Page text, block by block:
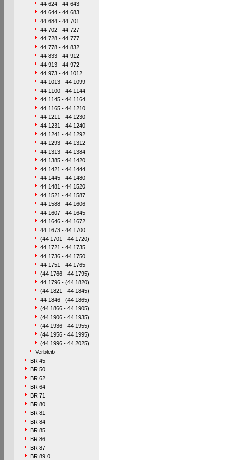
44 624 - 44 643
44 644 - 44 683
44 684 - 44 701
44 702 - 44 727
44 728 - 44 777
44 778 - 44 832
44 833 - 44 912
44 913 - 44 972
44 973 - 44 1012
44 1013 - 44 1099
44 1100 - 44 1144
44 1145 - 44 1164
44 1165 - 44 1210
44 1211 - 44 1230
44 1231 - 44 1240
44 1241 - 44 1292
44 1293 - 44 1312
44 1313 - 44 1384
44 1385 - 44 1420
44 1421 - 44 1444
44 1445 - 44 1480
44 1481 - 44 1520
44 1521 - 44 1587
44 1588 - 44 1606
44 1607 - 44 1645
44 1646 - 44 1672
44 1673 - 44 1700
(44 1701 - 44 1720)
44 1721 - 44 1735
44 1736 - 44 1750
44 1751 - 44 1765
(44 1766 - 44 1795)
44 1796 - (44 1820)
(44 1821 - 44 1845)
44 1846 - (44 1865)
(44 1866 - 44 1905)
(44 1906 - 44 1935)
(44 1936 - 44 1955)
(44 1956 - 44 1995)
(44 1996 - 44 2025)
Verbleib
BR 45
BR 50
BR 62
BR 64
BR 71
BR 80
BR 81
BR 84
BR 85
BR 86
BR 87
BR 89.0